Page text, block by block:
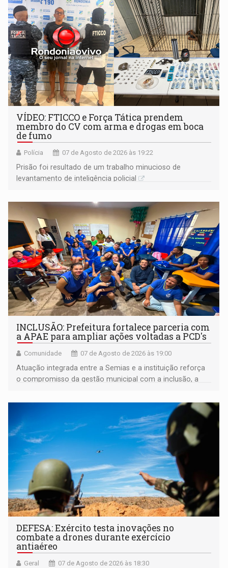
VÍDEO: FTICCO e Força Tática prendem
membro do CV com arma e drogas em boca
de fumo
Polícia 07 de Agosto de 2026 às 19:22
Prisão foi resultado de um trabalho minucioso de
levantamento de inteligência policial
INCLUSÃO: Prefeitura fortalece parceria com
a APAE para ampliar ações voltadas a PCD's
Comunidade 07 de Agosto de 2026 às 19:00
Atuação integrada entre a Semias e a instituição reforça
o compromisso da gestão municipal com a inclusão, a
DEFESA: Exército testa inovações no
combate a drones durante exercício
antiaéreo
Geral 07 de Agosto de 2026 às 18:30